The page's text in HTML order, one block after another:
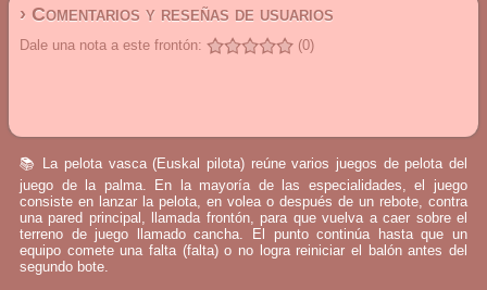
› Comentarios y reseñas de usuarios
Dale una nota a este frontón: (0)
📚 La pelota vasca (Euskal pilota) reúne varios juegos de pelota del
juego de la palma. En la mayoría de las especialidades, el juego
consiste en lanzar la pelota, en volea o después de un rebote, contra
una pared principal, llamada frontón, para que vuelva a caer sobre el
terreno de juego llamado cancha. El punto continúa hasta que un
equipo comete una falta (falta) o no logra reiniciar el balón antes del
segundo bote.